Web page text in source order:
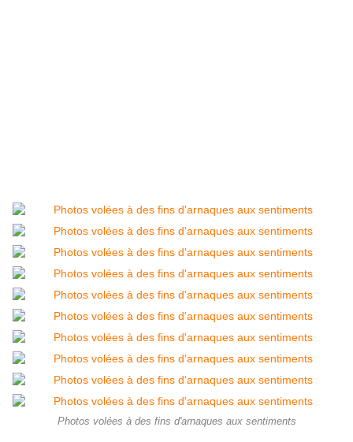
Photos volées à des fins d'arnaques aux sentiments